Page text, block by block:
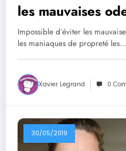
les mauvaises
Impossible d’éviter les
les maniaques de propreté les…
Xavier Legrand 0
30/05/2019